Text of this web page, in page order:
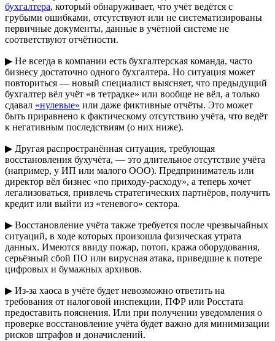
бухгалтера, который обнаруживает, что учёт ведётся с
грубыми ошибками, отсутствуют или не систематизированы
первичные документы, данные в учётной системе не
соответствуют отчётности.
▶ Не всегда в компании есть бухгалтерская команда, часто
бизнесу достаточно одного бухгалтера. Но ситуация может
повториться — новый специалист выясняет, что предыдущий
бухгалтер вёл учёт «в тетрадке» или вообще не вёл, а только
сдавал «нулевые» или даже фиктивные отчёты. Это может
быть приравнено к фактическому отсутствию учёта, что ведёт
к негативным последствиям (о них ниже).
▶ Другая распространённая ситуация, требующая
восстановления бухучёта, — это длительное отсутствие учёта
(например, у ИП или малого ООО). Предприниматель или
директор вёл бизнес «по приходу-расходу», а теперь хочет
легализоваться, привлечь стратегических партнёров, получить
кредит или выйти из «теневого» сектора.
▶ Восстановление учёта также требуется после чрезвычайных
ситуаций, в ходе которых произошла физическая утрата
данных. Имеются ввиду пожар, потоп, кража оборудования,
серьёзный сбой ПО или вирусная атака, приведшие к потере
цифровых и бумажных архивов.
▶ Из-за хаоса в учёте будет невозможно ответить на
требования от налоговой инспекции, ПФР или Росстата
предоставить пояснения. Или при получении уведомления о
проверке восстановление учёта будет важно для минимизации
рисков штрафов и доначислений.